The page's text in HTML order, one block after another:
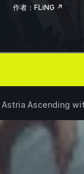
作者：FLiNG ↗
Astria Ascending